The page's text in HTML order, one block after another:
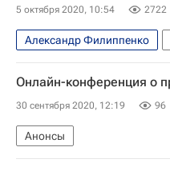
Владимир Вдовиченков
Кино
5 октября 2020, 10:54 2722
Александр Филиппенко
Михаил Дегтярев
КХЛ
Онлайн-конференция о
30 сентября 2020, 12:19 96
Анонсы